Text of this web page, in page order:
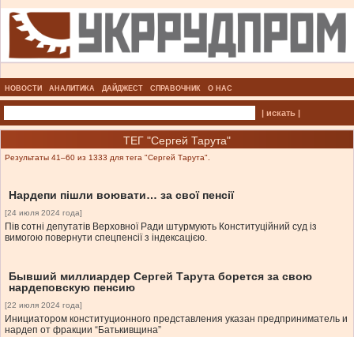
НОВОСТИ АНАЛИТИКА ДАЙДЖЕСТ СПРАВОЧНИК О НАС
| искать |
ТЕГ "Сергей Тарута"
Результаты 41–60 из 1333 для тега "Сергей Тарута".
Нардепи пішли воювати… за свої пенсії
[24 июля 2024 года]
Пів сотні депутатів Верховної Ради штурмують Конституційний суд із
вимогою повернути спецпенсії з індексацією.
Бывший миллиардер Сергей Тарута борется за свою
нардеповскую пенсию
[22 июля 2024 года]
Инициатором конституционного представления указан предприниматель и
нардеп от фракции “Батькивщина”